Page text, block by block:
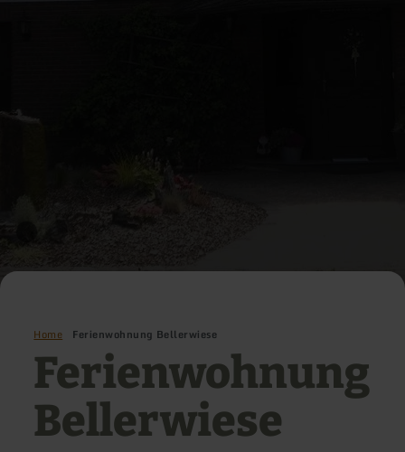
Home Ferienwohnung Bellerwiese
Ferienwohnung
Bellerwiese